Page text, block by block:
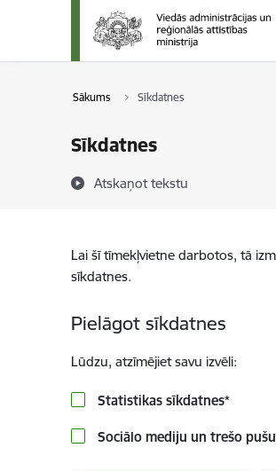
Pāriet uz lapas saturu
Sākums Sīkdatnes
Sīkdatnes
Atskaņot tekstu
Lai šī tīmekļvietne darbotos, tā
sīkdatnes.
Pielāgot sīkdatnes
Lūdzu, atzīmējiet savu izvēli:
Statistikas sīkdatnes*
Sociālo mediju un trešo